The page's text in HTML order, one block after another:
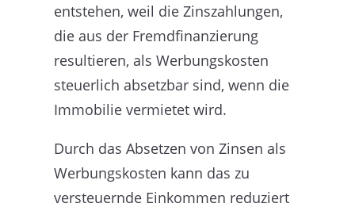
entstehen, weil die Zinszahlungen,
die aus der Fremdfinanzierung
resultieren, als Werbungskosten
steuerlich absetzbar sind, wenn die
Immobilie vermietet wird.
Durch das Absetzen von Zinsen als
Werbungskosten kann das zu
versteuernde Einkommen reduziert